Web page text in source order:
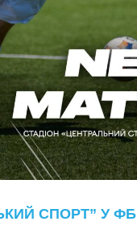
СПОРТ” У ФБ